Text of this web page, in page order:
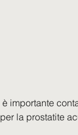
per la prostatite